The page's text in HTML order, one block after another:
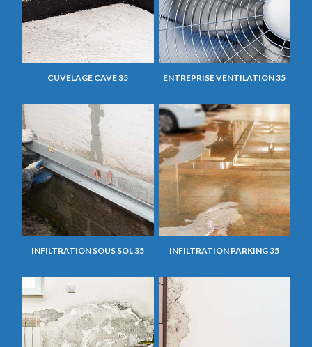
CUVELAGE CAVE 35 ENTREPRISE VENTILATION 35
INFILTRATION SOUS SOL 35 INFILTRATION PARKING 35